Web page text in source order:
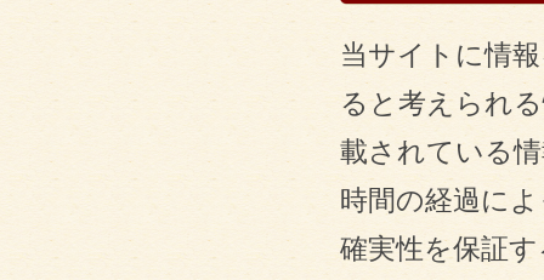
当サイトに情
ると考えられ
載されている
時間の経過に
確実性を保証